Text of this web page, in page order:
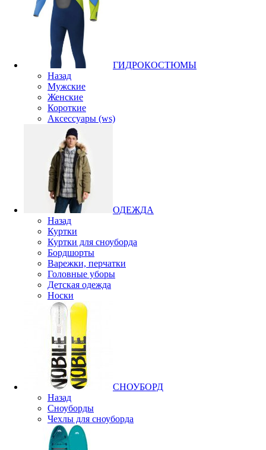
ГИДРОКОСТЮМЫ
Назад
Мужские
Женские
Короткие
Аксессуары (ws)
ОДЕЖДА
Назад
Куртки
Куртки для сноуборда
Бордшорты
Варежки, перчатки
Головные уборы
Детская одежда
Носки
СНОУБОРД
Назад
Сноуборды
Чехлы для сноуборда